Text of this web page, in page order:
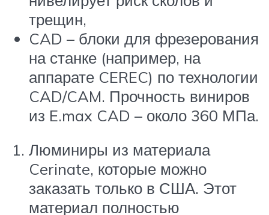
трещин,
CAD – блоки для фрезерования
на станке (например, на
аппарате CEREC) по технологии
CAD/CAM. Прочность виниров
из E.max CAD – около 360 МПа.
Люминиры из материала
Cerinate, которые можно
заказать только в США. Этот
материал полностью